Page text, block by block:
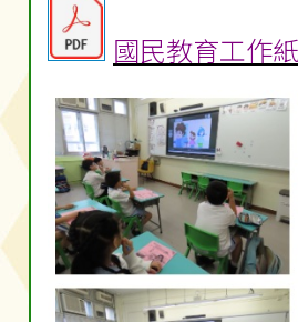
國民教育工作